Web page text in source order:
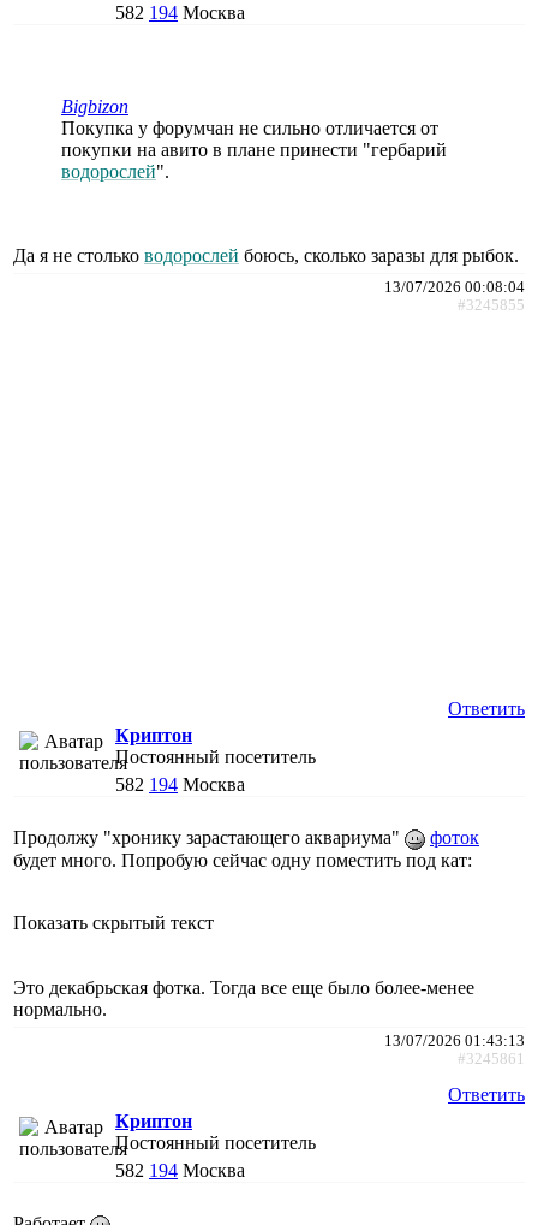
582 194 Москва
Bigbizon
Покупка у форумчан не сильно отличается от
покупки на авито в плане принести "гербарий
водорослей".
Да я не столько водорослей боюсь, сколько заразы для рыбок.
13/07/2026 00:08:04
#3245855
Ответить
Криптон
Постоянный посетитель
582 194 Москва
Продолжу "хронику зарастающего аквариума"
фоток
будет много. Попробую сейчас одну поместить под кат:
Показать скрытый текст
Это декабрьская фотка. Тогда все еще было более-менее
нормально.
13/07/2026 01:43:13
#3245861
Ответить
Криптон
Постоянный посетитель
582 194 Москва